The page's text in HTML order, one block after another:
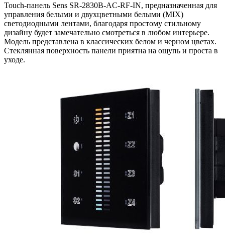
Touch-панель Sens SR-2830B-AC-RF-IN, предназначенная для
управления белыми и двухцветными белыми (MIX)
светодиодными лентами, благодаря простому стильному
дизайну будет замечательно смотреться в любом интерьере.
Модель представлена в классических белом и черном цветах.
Стеклянная поверхность панели приятна на ощупь и проста в
уходе.